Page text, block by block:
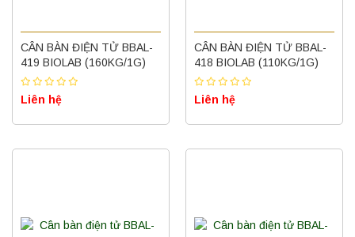
CÂN BÀN ĐIỆN TỬ BBAL-
419 BIOLAB (160KG/1G)
Liên hệ
CÂN BÀN ĐIỆN TỬ BBAL-
418 BIOLAB (110KG/1G)
Liên hệ